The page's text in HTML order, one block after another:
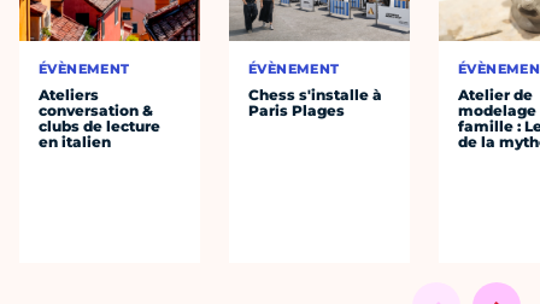
ÉVÈNEMENT
Ateliers
conversation &
clubs de lecture
en italien
ÉVÈNEMENT
Chess s'installe à
Paris Plages
Atelier de
modelage
famille :
de la